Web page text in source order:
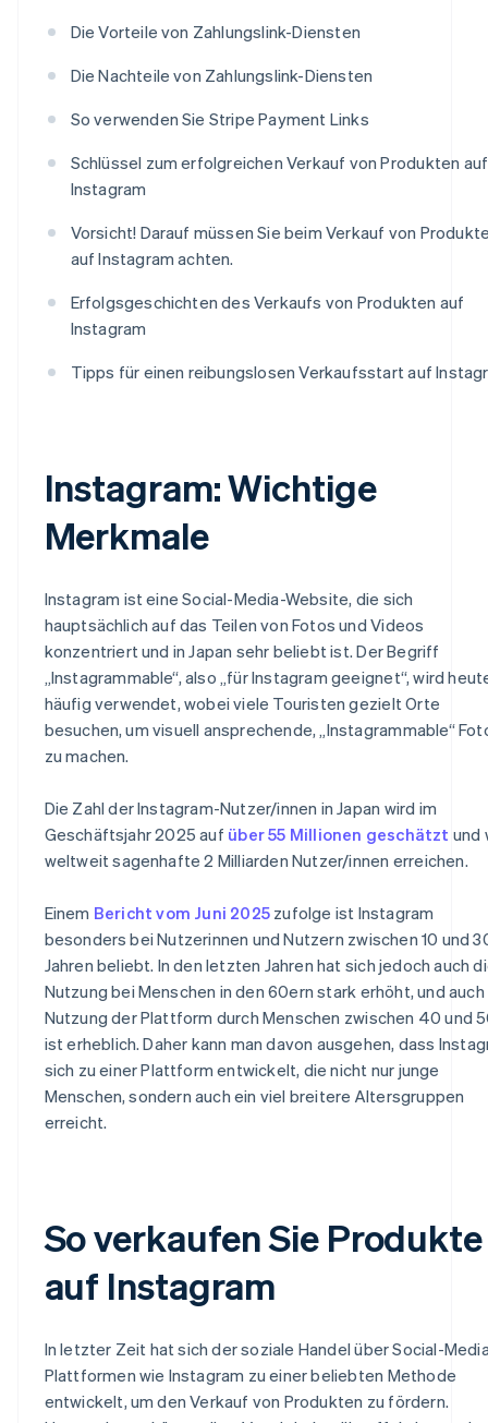
Die Vorteile von Zahlungslink-Diensten
Die Nachteile von Zahlungslink-Diensten
So verwenden Sie Stripe Payment Links
Schlüssel zum erfolgreichen Verkauf von Produkten auf
Instagram
Vorsicht! Darauf müssen Sie beim Verkauf von
auf Instagram achten.
Erfolgsgeschichten des Verkaufs von Produkten auf
Instagram
Tipps für einen reibungslosen Verkaufsstart auf
Instagram: Wichtige
Merkmale
Instagram ist eine Social-Media-Website, die sich
hauptsächlich auf das Teilen von Fotos und Videos
konzentriert und in Japan sehr beliebt ist. Der Begriff
„Instagrammable“, also „für Instagram geeignet“, wird
häufig verwendet, wobei viele Touristen gezielt Orte
besuchen, um visuell ansprechende, „Instagrammable“
zu machen.
Die Zahl der Instagram-Nutzer/innen in Japan wird im
Geschäftsjahr 2025 auf über 55 Millionen geschätzt und
weltweit sagenhafte 2 Milliarden Nutzer/innen erreichen.
Einem Bericht vom Juni 2025zufolge ist Instagram
besonders bei Nutzerinnen und Nutzern zwischen 10 und
Jahren beliebt. In den letzten Jahren hat sich jedoch auch
Nutzung bei Menschen in den 60ern stark erhöht, und
Nutzung der Plattform durch Menschen zwischen 40 und
ist erheblich. Daher kann man davon ausgehen, dass
sich zu einer Plattform entwickelt, die nicht nur junge
Menschen, sondern auch ein viel breitere Altersgruppen
erreicht.
So verkaufen Sie Produkte
auf Instagram
In letzter Zeit hat sich der soziale Handel über Social-
Plattformen wie Instagram zu einer beliebten Methode
entwickelt, um den Verkauf von Produkten zu fördern.